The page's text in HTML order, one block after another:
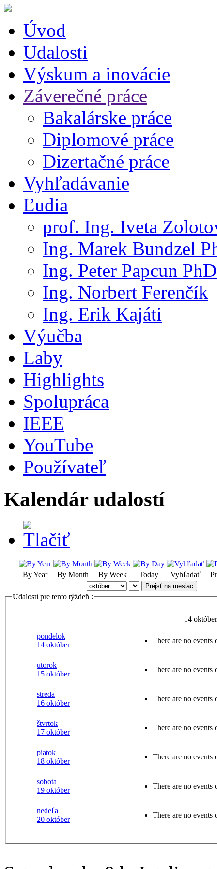
Úvod
Udalosti
Výskum a inovácie
Záverečné práce
Bakalárske práce
Diplomové práce
Dizertačné práce
Vyhľadávanie
Ľudia
prof. Ing. Iveta
Ing. Marek Bundzel
Ing. Peter Papcun
Ing. Norbert Ferenčík
Ing. Erik Kajáti
Výučba
Laby
Highlights
Spolupráca
IEEE
YouTube
Používateľ
Kalendár udalostí
By Year By Month By Week Today Vyhľadať
Prejsť na mesiac
Udalosti pre tento týždeň :
14
pondelok
14 október
There are no events
utorok
15 október
There are no events
streda
16 október
There are no events
štvrtok
17 október
There are no events
piatok
18 október
There are no events
sobota
19 október
There are no events
nedeľa
20 október
There are no events